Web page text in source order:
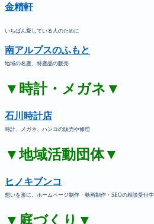
金精軒
いちばん愛している人のために
南アルプスのふもと
地域の名産、特産品の販売
▼時計・メガネ▼
石川時計店
時計、メガネ、ハンコの販売や修理
▼地域活動団体▼
ヒノキブンコ
想いを形に。ホームページ制作・動画制作・SEOの相談受付中
▼庭づくり▼